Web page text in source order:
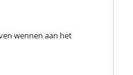
wennen aan het